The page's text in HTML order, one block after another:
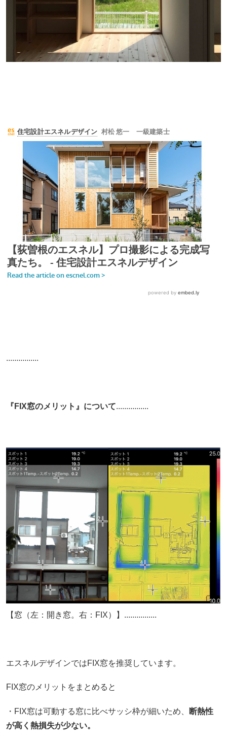
................
『FIX窓のメリット』について................
【窓（左：開き窓。右：FIX）】................
エスネルデザインではFIX窓を推奨しています。
FIX窓のメリットをまとめると
・FIX窓は可動する窓に比べサッシ枠が細いため、
断熱性
が高く熱損失が少ない。